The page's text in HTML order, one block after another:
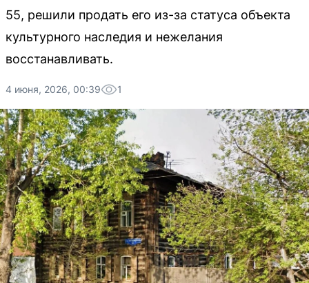
55, решили продать его из-за статуса объекта
культурного наследия и нежелания
восстанавливать.
4 июня, 2026, 00:39 1